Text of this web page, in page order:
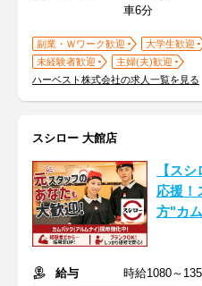
車6分
副業・Ｗワーク歓迎 大学生歓迎
未経験者歓迎
主婦(夫)歓迎
ハーベスト株式会社の求人一覧を見る
スシロー 大館店
【ス
応援！
方"カ
給与
時給1080～